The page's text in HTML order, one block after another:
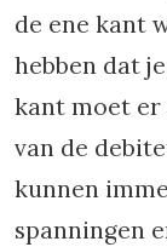
de ene kant
hebben dat
kant moet er
van de
kunnen
spanningen